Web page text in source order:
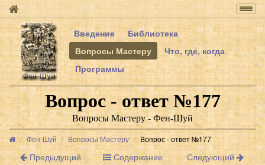
Введение
Библиотека
Вопросы Мастеру
Что, где, когда
Программы
Вопрос - ответ №177
Вопросы Мастеру - Фен-Шуй
Фен-Шуй Вопросы Мастеру Вопрос - ответ №177
Предыдущий Содержание Следующий